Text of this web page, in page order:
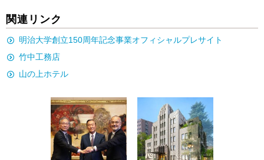
関連リンク
明治大学創立150周年記念事業オフィシャルプレサイト
竹中工務店
山の上ホテル